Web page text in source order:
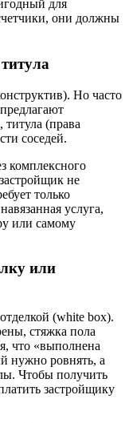
для
они должны
Но часто
(права
соседей.
комплексного
не
только
услуга,
или самому
или
(white box).
стяжка пола
что «выполнена
нужно ровнять, а
Чтобы получить
застройщику